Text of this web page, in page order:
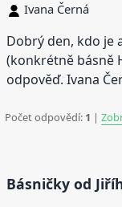
Ivana Černá
Dobrý den, kdo je
(konkrétně básně
odpověď. Ivana
Počet odpovědí: 1 |
Básničky od